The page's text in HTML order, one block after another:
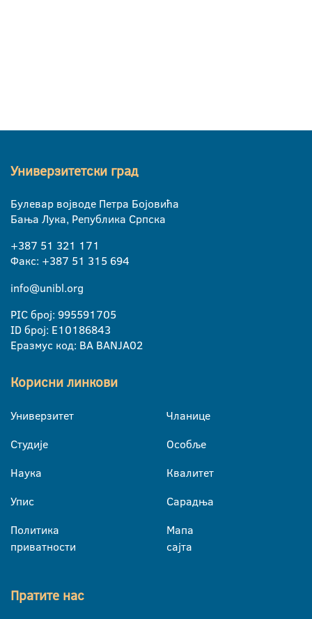
Универзитетски град
Булевар војводе Петра Бојовића
Бања Лука, Република Српска
+387 51 321 171
Факс: +387 51 315 694
info@unibl.org
PIC број: 995591705
ID број: E10186843
Еразмус код: BA BANJA02
Корисни линкови
Универзитет
Студије
Наука
Упис
Политика
приватности
Чланице
Особље
Квалитет
Сарадња
Мапа
сајта
Пратите нас